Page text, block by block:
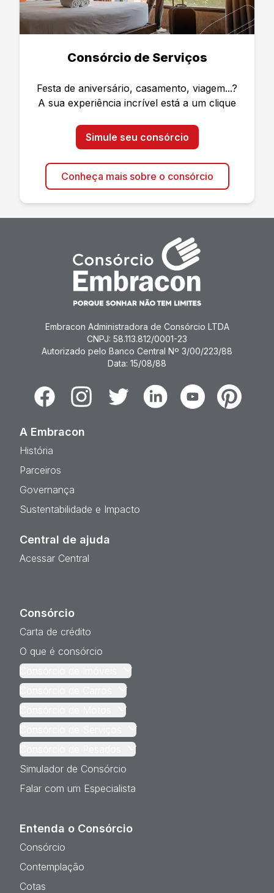
Consórcio de Serviços
Festa de aniversário, casamento, viagem...?
A sua experiência incrível está a um clique
Simule seu consórcio
Conheça mais sobre o consórcio
Embracon Administradora de Consórcio LTDA
CNPJ: 58.113.812/0001-23
Autorizado pelo Banco Central Nº 3/00/223/88
Data: 15/08/88
FacebookInstagramTwitter LinkedinYoutubePinterest
A Embracon
História
Parceiros
Governança
Sustentabilidade e Impacto
Central de ajuda
Acessar Central
Consórcio
Carta de crédito
O que é consórcio
Simulador de Consórcio
Falar com um Especialista
Entenda o Consórcio
Consórcio
Contemplação
Cotas